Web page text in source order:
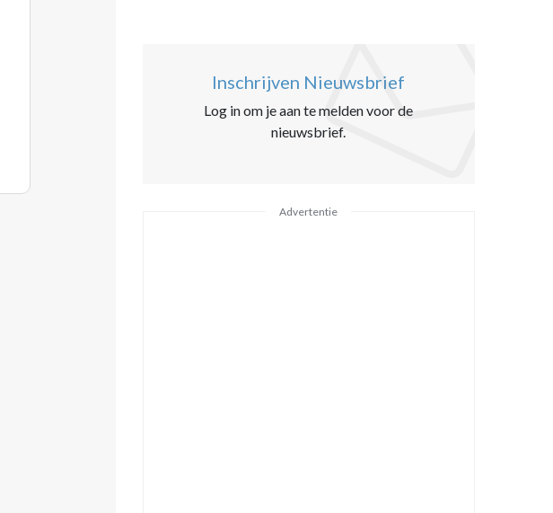
Inschrijven Nieuwsbrief
Log in om je aan te melden voor de
nieuwsbrief.
Advertentie